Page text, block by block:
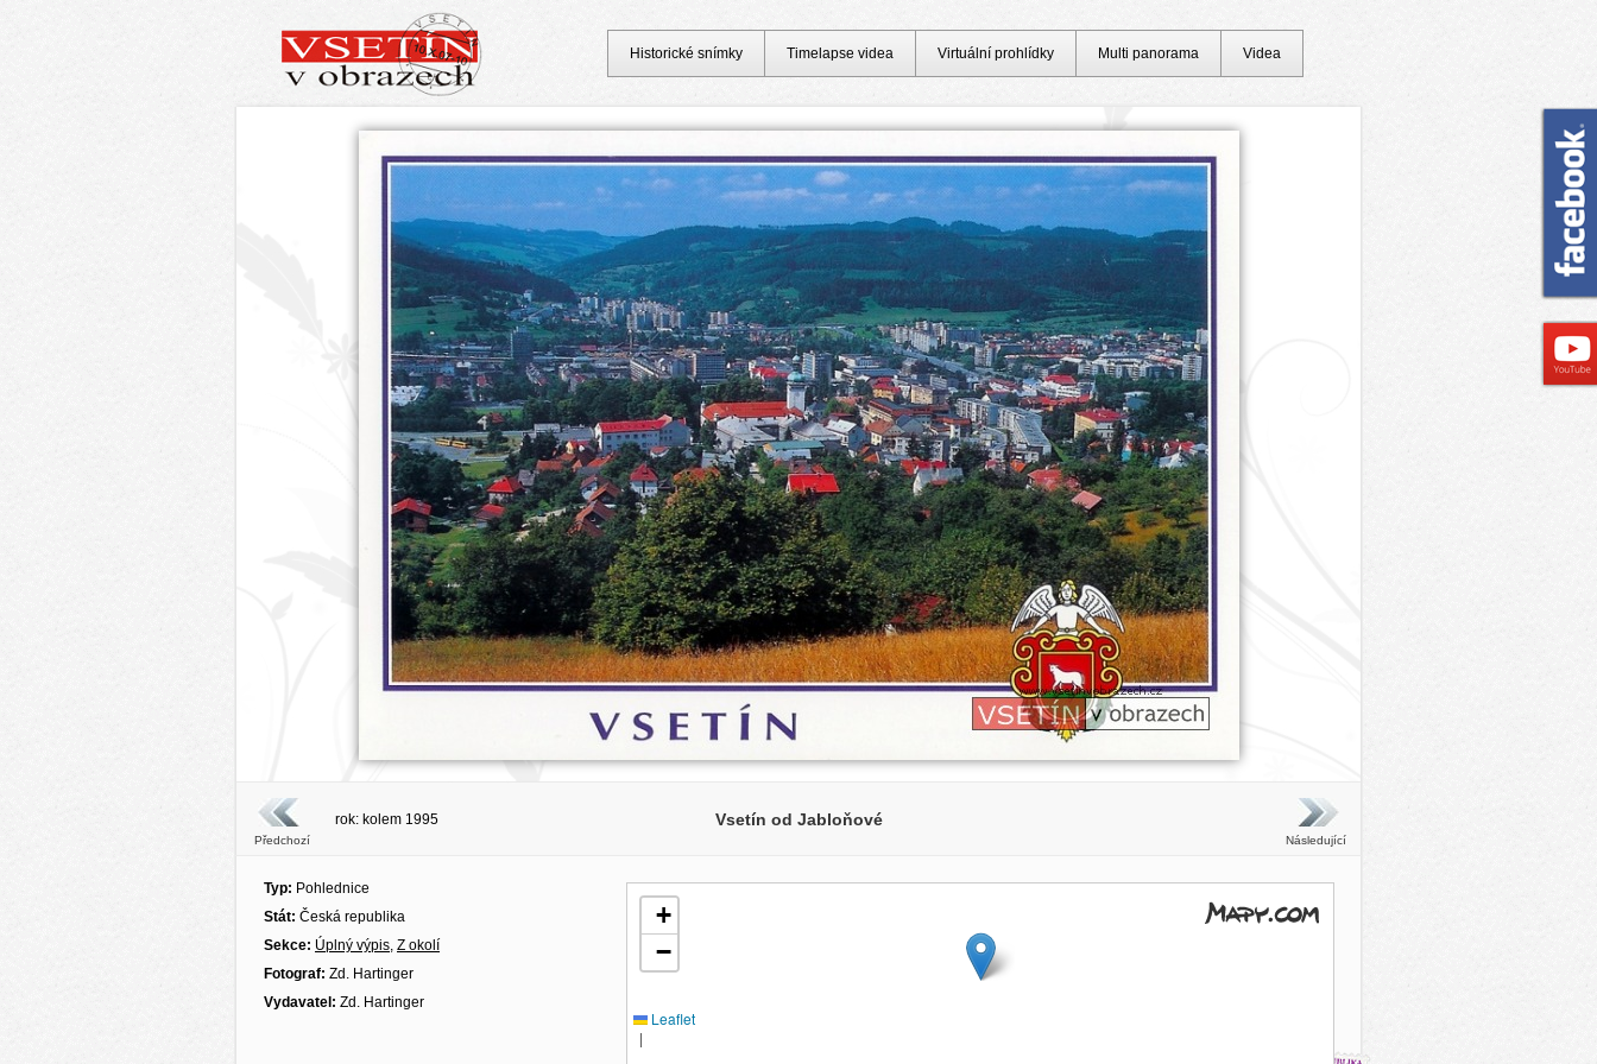
Předchozí
rok: kolem 1995 Vsetín od Jabloňové
Následující
Typ: Pohlednice
Stát: Česká republika
Sekce: Úplný výpis, Z okolí
Fotograf: Zd. Hartinger
Vydavatel: Zd. Hartinger
+
−
Leaflet
|
Historické snímky Timelapse videa Virtuální prohlídky Multi panorama Videa